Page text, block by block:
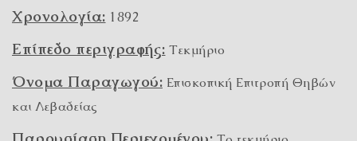
Χρονολογία: 1892
Επίπεδο περιγραφής: Τεκμήριο
Όνομα Παραγωγού: Επισκοπική Επιτροπή Θηβών
και Λεβαδείας